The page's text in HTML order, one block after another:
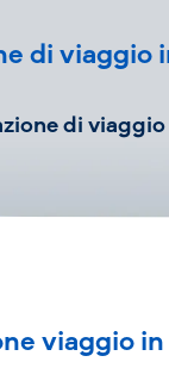
di viaggio
di
viaggio